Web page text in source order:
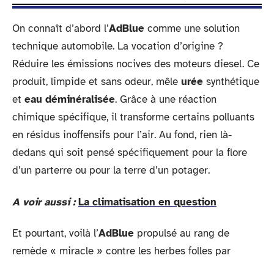
On connaît d’abord l’AdBlue comme une solution
technique automobile. La vocation d’origine ?
Réduire les émissions nocives des moteurs diesel. Ce
produit, limpide et sans odeur, mêle urée synthétique
et eau déminéralisée. Grâce à une réaction
chimique spécifique, il transforme certains polluants
en résidus inoffensifs pour l’air. Au fond, rien là-
dedans qui soit pensé spécifiquement pour la flore
d’un parterre ou pour la terre d’un potager.
A voir aussi : La climatisation en question
Et pourtant, voilà l’AdBlue propulsé au rang de
remède « miracle » contre les herbes folles par